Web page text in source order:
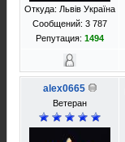
Откуда: Львів Україна
Сообщений: 3 787
Репутация: 1494
alex0665
Ветеран